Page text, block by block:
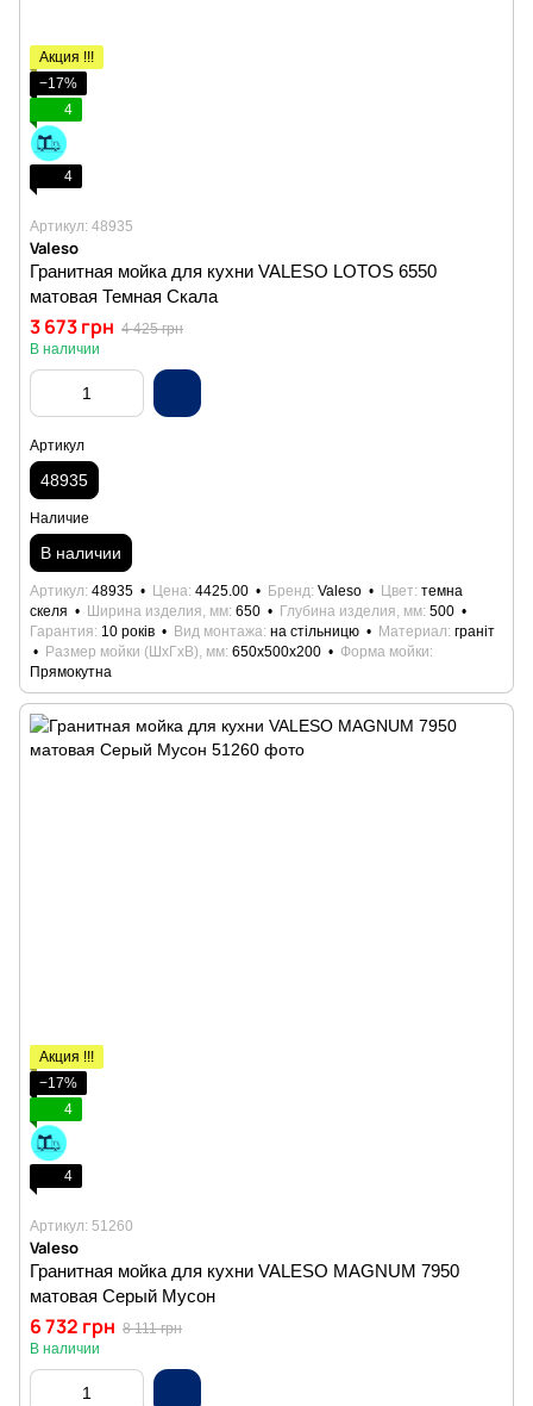
Акция !!!
−17%
4
4
Артикул: 48935
Valeso
Гранитная мойка для кухни VALESO LOTOS 6550
матовая Темная Скала
3 673 грн 4 425 грн
В наличии
Артикул
48935
Наличие
В наличии
Артикул 48935 Цена 4425.00 Бренд Valeso Цвет темна
скеля
Ширина изделия, мм 650 Глубина изделия, мм 500
Гарантия 10 років Вид монтажа на стільницю Материал граніт
Размер мойки (ШхГхВ), мм 650х500х200
Форма мойки
Прямокутна
Акция !!!
−17%
4
4
Артикул: 51260
Valeso
Гранитная мойка для кухни VALESO MAGNUM 7950
матовая Серый Мусон
6 732 грн 8 111 грн
В наличии